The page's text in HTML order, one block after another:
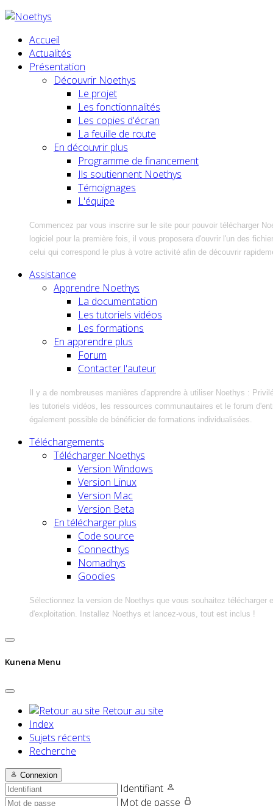
Accueil
Actualités
Présentation
Découvrir Noethys
Le projet
Les fonctionnalités
Les copies d'écran
La feuille de route
En découvrir plus
Programme de financement
Ils soutiennent Noethys
Témoignages
L'équipe
Commencez par vous inscrire sur le site pour pouvoir télécharger
logiciel pour la première fois, il vous proposera d'ouvrir l'un des
celui qui correspond le plus à votre activité afin de découvrir
Assistance
Apprendre Noethys
La documentation
Les tutoriels vidéos
Les formations
En apprendre plus
Forum
Contacter l'auteur
Il y a de nombreuses manières d'apprendre à utiliser Noethys :
les tutoriels vidéos, les ressources communautaires et le forum
également possible de bénéficier de formations individualisées.
Téléchargements
Télécharger Noethys
Version Windows
Version Linux
Version Mac
Version Beta
En télécharger plus
Code source
Connecthys
Nomadhys
Goodies
Sélectionnez la version de Noethys que vous souhaitez télécharger
d'exploitation. Installez Noethys et lancez-vous, tout est inclus !
Kunena Menu
Retour au site
Index
Sujets récents
Recherche
Connexion
Identifiant
Mot de passe